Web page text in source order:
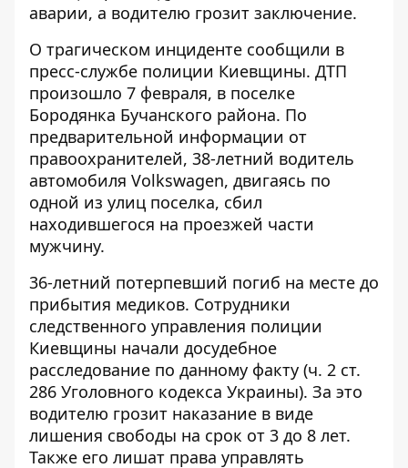
аварии, а водителю грозит заключение.
О трагическом инциденте сообщили в
пресс-службе полиции Киевщины. ДТП
произошло 7 февраля, в поселке
Бородянка Бучанского района. По
предварительной информации от
правоохранителей, 38-летний водитель
автомобиля Volkswagen, двигаясь по
одной из улиц поселка, сбил
находившегося на проезжей части
мужчину.
36-летний потерпевший погиб на месте до
прибытия медиков. Сотрудники
следственного управления полиции
Киевщины начали досудебное
расследование по данному факту (ч. 2 ст.
286 Уголовного кодекса Украины). За это
водителю грозит наказание в виде
лишения свободы на срок от 3 до 8 лет.
Также его лишат права управлять